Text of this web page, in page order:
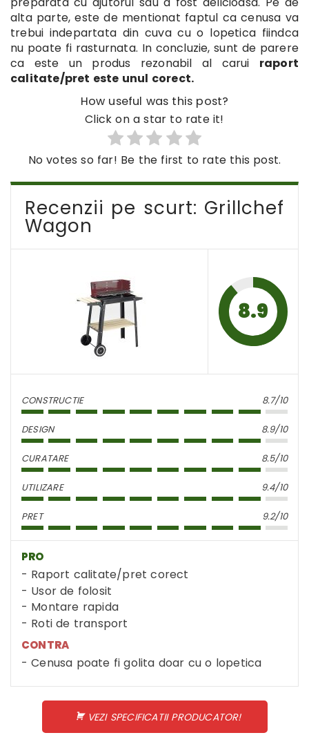
alta parte, este de mentionat faptul ca cenusa va
trebui indepartata din cuva cu o lopetica fiindca
nu poate fi rasturnata. In concluzie, sunt de parere
ca este un produs rezonabil al carui raport
calitate/pret este unul corect.
How useful was this post?
Click on a star to rate it!
No votes so far! Be the first to rate this post.
Recenzii pe scurt: Grillchef
Wagon
8.9
CONSTRUCTIE 8.7/10
DESIGN 8.9/10
CURATARE 8.5/10
UTILIZARE 9.4/10
PRET 9.2/10
PRO
Raport calitate/pret corect
Usor de folosit
Montare rapida
Roti de transport
CONTRA
Cenusa poate fi golita doar cu o lopetica
VEZI SPECIFICATII PRODUCATOR!